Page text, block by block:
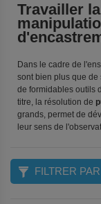
Travailler
Dans le cadre de
sont bien plus que de
de formidables outils
titre, la résolution de
grands, permet de
leur sens de
FILTRER PAR